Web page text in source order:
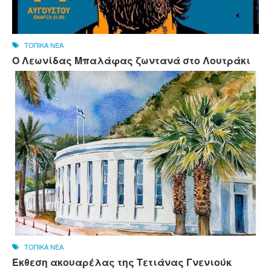
ΤΟΠΙΚΑ ΝΕΑ
Ο Λεωνίδας Μπαλάφας ζωντανά στο Λουτράκι
ΤΟΠΙΚΑ ΝΕΑ
Έκθεση ακουαρέλας της Τετιάνας Γνενιούκ